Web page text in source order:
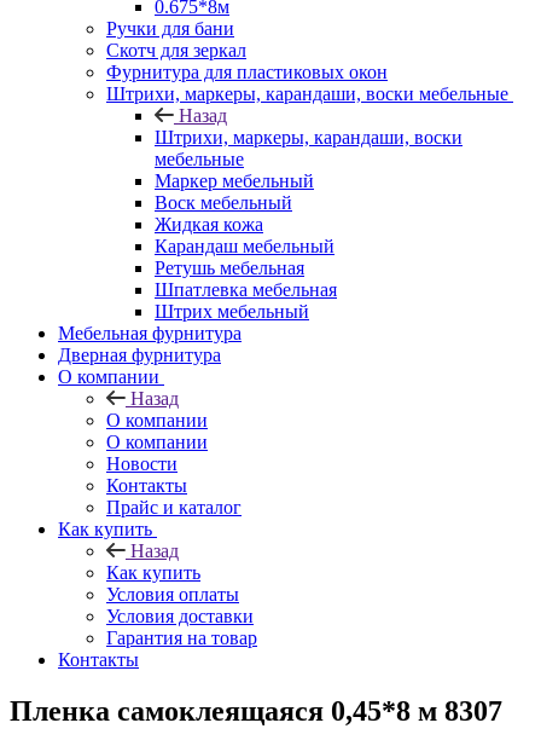
0.675*8м
Ручки для бани
Скотч для зеркал
Фурнитура для пластиковых окон
Штрихи, маркеры, карандаши, воски мебельные
Назад
Штрихи, маркеры, карандаши, воски
мебельные
Маркер мебельный
Воск мебельный
Жидкая кожа
Карандаш мебельный
Ретушь мебельная
Шпатлевка мебельная
Штрих мебельный
Мебельная фурнитура
Дверная фурнитура
О компании
Назад
О компании
О компании
Новости
Контакты
Прайс и каталог
Как купить
Назад
Как купить
Условия оплаты
Условия доставки
Гарантия на товар
Контакты
Пленка самоклеящаяся 0,45*8 м 8307